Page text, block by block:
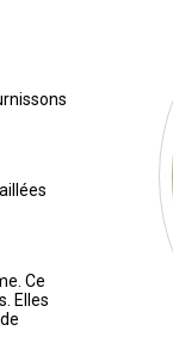
Ce
Elles